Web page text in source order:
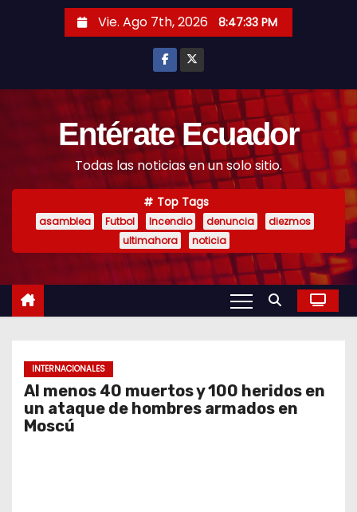
Vie. Ago 7th, 2026 8:47:35 PM
Entérate Ecuador
Todas las noticias en un solo sitio.
Top Tags
asamblea Futbol Incendio denuncia
diezmos
ultimahora
noticia
INTERNACIONALES
Al menos 40 muertos y 100 heridos en
un ataque de hombres armados en
Moscú